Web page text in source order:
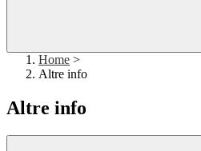
Home >
Altre info
Altre info